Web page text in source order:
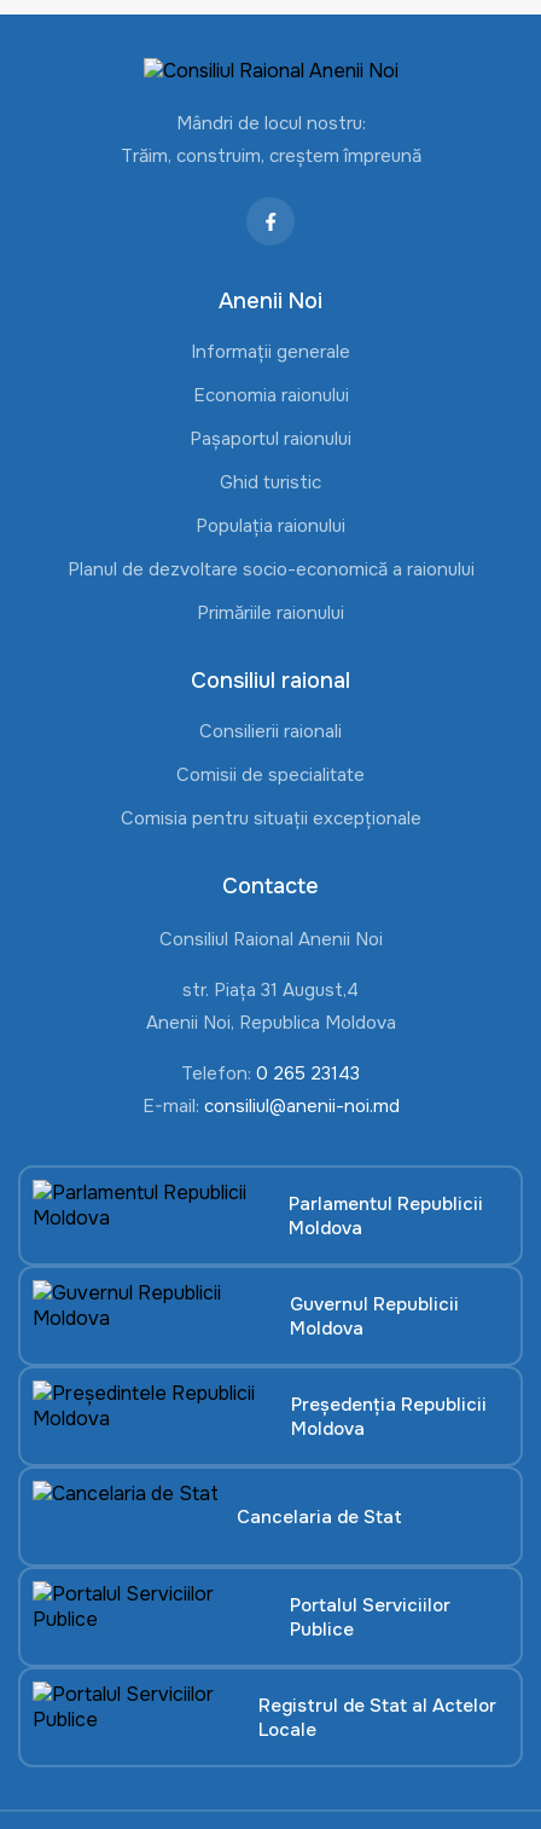
Mândri de locul nostru:
Trăim, construim, creștem împreună
Anenii Noi
Informații generale
Economia raionului
Pașaportul raionului
Ghid turistic
Populația raionului
Planul de dezvoltare socio-economică a raionului
Primăriile raionului
Consiliul raional
Consilierii raionali
Comisii de specialitate
Comisia pentru situații excepționale
Contacte
Consiliul Raional Anenii Noi
str. Piața 31 August,4
Anenii Noi, Republica Moldova
Telefon: 0 265 23143
E-mail: consiliul@anenii-noi.md
Parlamentul Republicii
Moldova
Guvernul Republicii
Moldova
Președenția Republicii
Moldova
Cancelaria de Stat
Portalul Serviciilor
Publice
Registrul de Stat al Actelor
Locale